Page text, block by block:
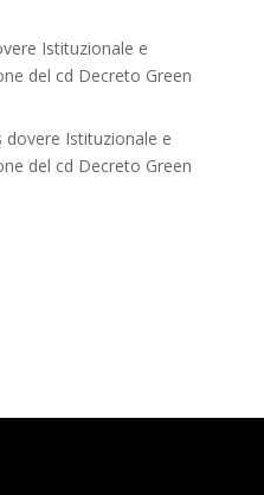
Istituzionale e
del cd Decreto Green
dovere Istituzionale e
del cd Decreto Green